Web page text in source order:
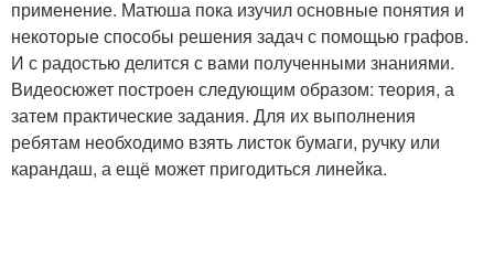
применение. Матюша пока изучил основные понятия и
некоторые способы решения задач с помощью графов.
И с радостью делится с вами полученными знаниями.
Видеосюжет построен следующим образом: теория, а
затем практические задания. Для их выполнения
ребятам необходимо взять листок бумаги, ручку или
карандаш, а ещё может пригодиться линейка.